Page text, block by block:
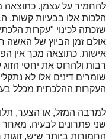
להחמיר על עצמן. כתוצאה
הלכות אלו בבעיות קשות.
שזכתה לכינוי "עקרות
אולם זמן הביוץ של האשה
אישות. כתוצאה מכך אין
רבות ולהרוס את יחסי הזוג
שומרים דינים אלו לא
העקרות ההלכתית מכלל
למרבה המזל, או הצער,
שני פתרונים לבעיה.
החמורות ביותר שיש,